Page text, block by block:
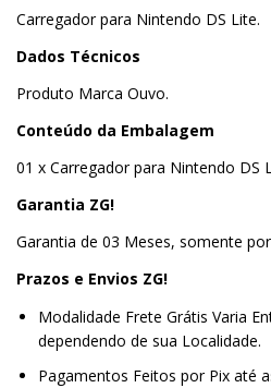
Carregador para Nintendo DS Lite.
Dados Técnicos
Produto Marca Ouvo.
Conteúdo da Embalagem
01 x Carregador para Nintendo DS
Garantia ZG!
Garantia de 03 Meses, somente
Prazos e Envios ZG!
Modalidade Frete Grátis Varia
dependendo de sua Localidade.
Pagamentos Feitos por Pix até